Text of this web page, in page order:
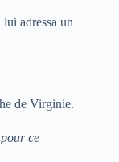
adressa un
de Virginie.
ce